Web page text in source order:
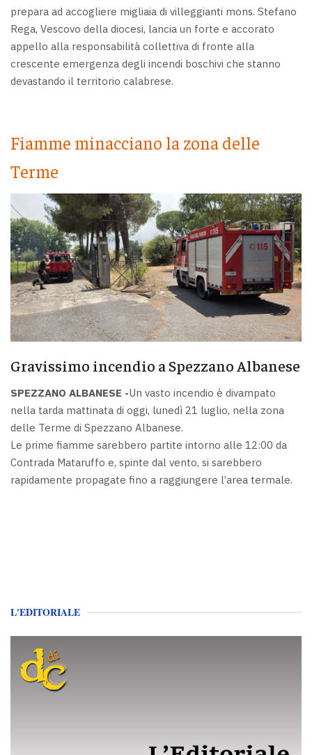
prepara ad accogliere migliaia di villeggianti mons. Stefano
Rega, Vescovo della diocesi, lancia un forte e accorato
appello alla responsabilità collettiva di fronte alla
crescente emergenza degli incendi boschivi che stanno
devastando il territorio calabrese.
Fiamme minacciano la zona delle
Terme
Gravissimo incendio a Spezzano Albanese
SPEZZANO ALBANESE -Un vasto incendio è divampato
nella tarda mattinata di oggi, lunedì 21 luglio, nella zona
delle Terme di Spezzano Albanese.
Le prime fiamme sarebbero partite intorno alle 12:00 da
Contrada Mataruffo e, spinte dal vento, si sarebbero
rapidamente propagate fino a raggiungere l’area termale.
L'EDITORIALE